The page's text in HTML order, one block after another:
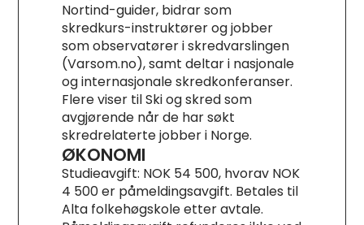
Nortind-guider, bidrar som
skredkurs-instruktører og jobber
som observatører i skredvarslingen
(Varsom.no), samt deltar i nasjonale
og internasjonale skredkonferanser.
Flere viser til Ski og skred som
avgjørende når de har søkt
skredrelaterte jobber i Norge.
ØKONOMI
Studieavgift: NOK 54 500, hvorav NOK
4 500 er påmeldingsavgift. Betales til
Alta folkehøgskole etter avtale.